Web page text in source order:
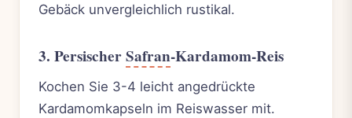
Gebäck unvergleichlich rustikal.
3. PersischerSafran-Kardamom-Reis
Kochen Sie 3-4 leicht angedrückte
Kardamomkapseln im Reiswasser mit.